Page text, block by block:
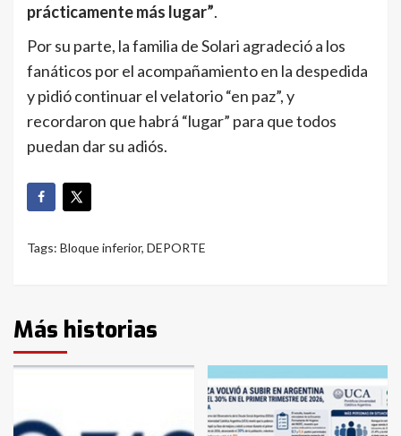
prácticamente más lugar”.
Por su parte, la familia de Solari agradeció a los
fanáticos por el acompañamiento en la despedida
y pidió continuar el velatorio “en paz”, y
recordaron que habrá “lugar” para que todos
puedan dar su adiós.
Tags: Bloque inferior, DEPORTE
Más historias